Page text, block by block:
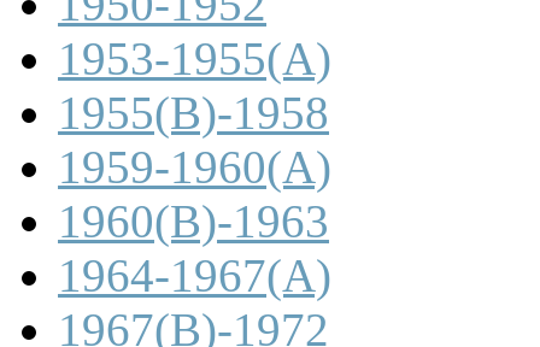
1953-1955(A)
1955(B)-1958
1959-1960(A)
1960(B)-1963
1964-1967(A)
1967(B)-1972